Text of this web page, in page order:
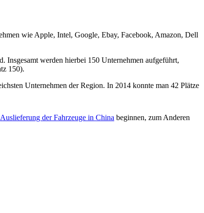
wie Apple, Intel, Google, Ebay, Facebook, Amazon, Dell
Insgesamt werden hierbei 150 Unternehmen aufgeführt,
150).
Unternehmen der Region. In 2014 konnte man 42 Plätze
Auslieferung der Fahrzeuge in China beginnen, zum Anderen